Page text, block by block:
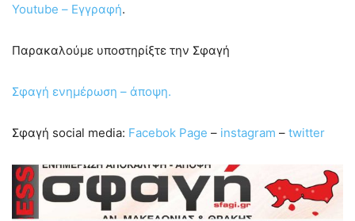
Youtube – Εγγραφή.
Παρακαλούμε υποστηρίξτε την Σφαγή
Σφαγή ενημέρωση – άποψη.
Σφαγή social media: Facebok Page – instagram – twitter